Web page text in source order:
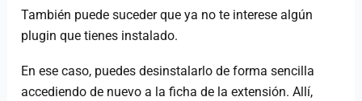
También puede suceder que ya no te interese algún
plugin que tienes instalado.
En ese caso, puedes desinstalarlo de forma sencilla
accediendo de nuevo a la ficha de la extensión. Allí,